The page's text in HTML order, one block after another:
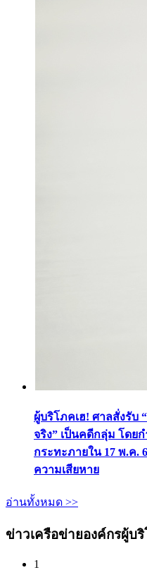
ผู้บริโภคเฮ! ศาลสั่งรับ
จริง” เป็นคดีกลุ่ม โดย
กระทะภายใน 17 พ.ค.
ความเสียหาย
อ่านทั้งหมด >>
ข่าวเครือข่ายองค์กรผู้บ
1